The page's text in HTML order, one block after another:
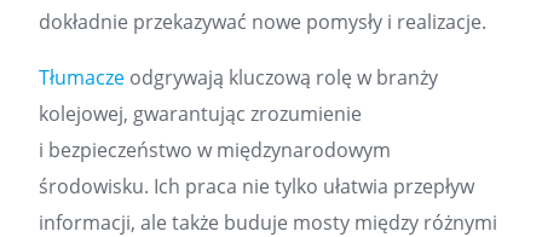
dokładnie przekazywać nowe pomysły i realizacje.
Tłumacze odgrywają kluczową rolę w branży
kolejowej, gwarantując zrozumienie
i bezpieczeństwo w międzynarodowym
środowisku. Ich praca nie tylko ułatwia przepływ
informacji, ale także buduje mosty między różnymi